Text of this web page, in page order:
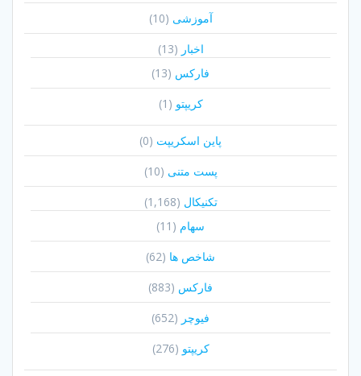
آموزشی (10)
اخبار (13)
فارکس (13)
کریپتو (1)
پاین اسکریپت (0)
پست متنی (10)
تکنیکال (1,168)
سهام (11)
شاخص ها (62)
فارکس (883)
فیوچر (652)
کریپتو (276)